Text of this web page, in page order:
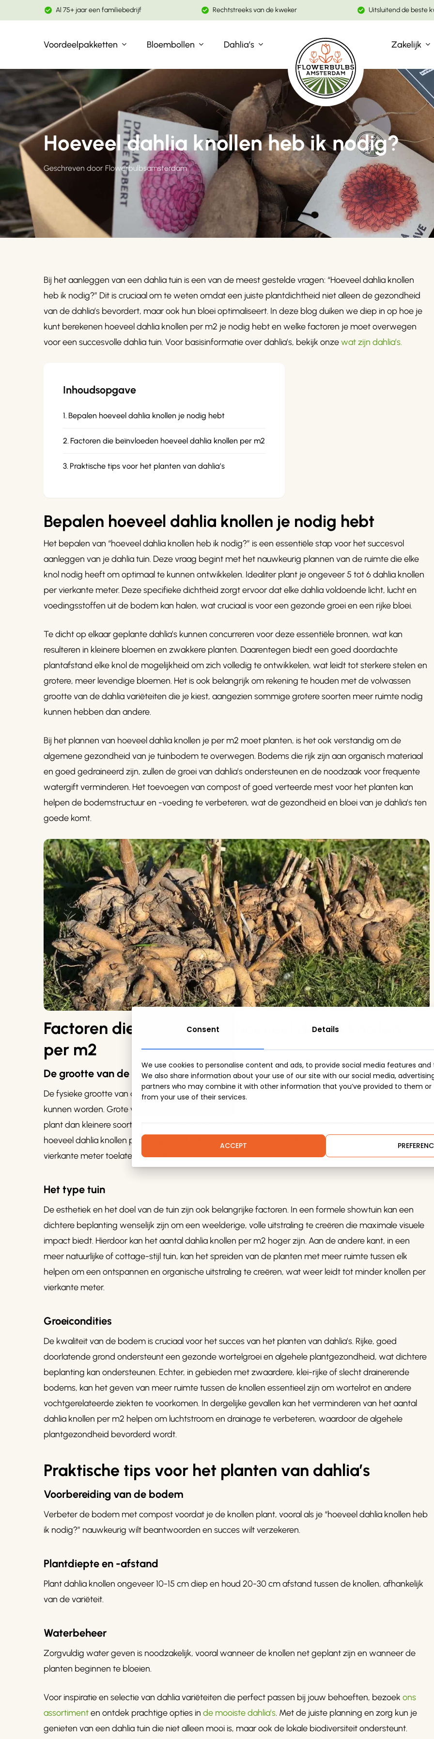
Consent Details
We use cookies to personalise content and ads, to provide social media features
We also share information about your use of our site with our social media,
partners who may combine it with other information that you’ve provided to them
from your use of their services.
ACCEPT
to
Al 75+ jaar een familiebedrijf Rechtstreeks van de kweker Uitsluitend de beste
Gebruik enter om te zoeken
Voordeelpakketten Bloembollen Dahlia’s Zakelijk
Winkelwagen
Hoeveel dahlia knollen heb ik nodig?
Geschreven door Flowerbulbsamsterdam
Bij het aanleggen van een dahlia tuin is een van de meest gestelde vragen: “Hoeveel dahlia knollen
heb ik nodig?” Dit is cruciaal om te weten omdat een juiste plantdichtheid niet alleen de gezondheid
van de dahlia’s bevordert, maar ook hun bloei optimaliseert. In deze blog duiken we diep in op hoe je
kunt berekenen hoeveel dahlia knollen per m2 je nodig hebt en welke factoren je moet overwegen
voor een succesvolle dahlia tuin. Voor basisinformatie over dahlia’s, bekijk onzewat zijn dahlia’s.
Inhoudsopgave
Bepalen hoeveel dahlia knollen je nodig hebt
Factoren die beïnvloeden hoeveel dahlia knollen per m2
Praktische tips voor het planten van dahlia’s
Bepalen hoeveel dahlia knollen je nodig hebt
Het bepalen van “hoeveel dahlia knollen heb ik nodig?” is een essentiële stap voor het succesvol
aanleggen van je dahlia tuin. Deze vraag begint met het nauwkeurig plannen van de ruimte die elke
knol nodig heeft om optimaal te kunnen ontwikkelen. Idealiter plant je ongeveer 5 tot 6 dahlia knollen
per vierkante meter. Deze specifieke dichtheid zorgt ervoor dat elke dahlia voldoende licht, lucht en
voedingsstoffen uit de bodem kan halen, wat cruciaal is voor een gezonde groei en een rijke bloei.
Te dicht op elkaar geplante dahlia’s kunnen concurreren voor deze essentiële bronnen, wat kan
resulteren in kleinere bloemen en zwakkere planten. Daarentegen biedt een goed doordachte
plantafstand elke knol de mogelijkheid om zich volledig te ontwikkelen, wat leidt tot sterkere stelen en
grotere, meer levendige bloemen. Het is ook belangrijk om rekening te houden met de volwassen
grootte van de dahlia variëteiten die je kiest, aangezien sommige grotere soorten meer ruimte nodig
kunnen hebben dan andere.
Bij het plannen van hoeveel dahlia knollen je per m2 moet planten, is het ook verstandig om de
algemene gezondheid van je tuinbodem te overwegen. Bodems die rijk zijn aan organisch materiaal
en goed gedraineerd zijn, zullen de groei van dahlia’s ondersteunen en de noodzaak voor frequente
watergift verminderen. Het toevoegen van compost of goed verteerde mest voor het planten kan
helpen de bodemstructuur en -voeding te verbeteren, wat de gezondheid en bloei van je dahlia’s ten
goede komt.
Factoren die beïnvloeden hoeveel dahlia knollen
per m2
De grootte van de dahlia soort
De fysieke grootte van dahlia variëteiten speelt een belangrijke rol in hoe dicht ze bij elkaar geplant
kunnen worden. Grote variëteiten zoals de ‘Dinnerplate’ dahlia’s vereisen aanzienlijk meer ruimte per
plant dan kleinere soorten, zoals de ‘Pompon’ of ‘Ball’ dahlia’s. Dit verschil in grootte beïnvloedt direct
hoeveel dahlia knollen per m2 geplant kunnen worden, waarbij grotere soorten minder knollen per
vierkante meter toelaten om optimale groei en bloei te verzekeren.
Het type tuin
De esthetiek en het doel van de tuin zijn ook belangrijke factoren. In een formele showtuin kan een
dichtere beplanting wenselijk zijn om een weelderige, volle uitstraling te creëren die maximale visuele
impact biedt. Hierdoor kan het aantal dahlia knollen per m2 hoger zijn. Aan de andere kant, in een
meer natuurlijke of cottage-stijl tuin, kan het spreiden van de planten met meer ruimte tussen elk
helpen om een ontspannen en organische uitstraling te creëren, wat weer leidt tot minder knollen per
vierkante meter.
Groeicondities
De kwaliteit van de bodem is cruciaal voor het succes van het planten van dahlia’s. Rijke, goed
doorlatende grond ondersteunt een gezonde wortelgroei en algehele plantgezondheid, wat dichtere
beplanting kan ondersteunen. Echter, in gebieden met zwaardere, klei-rijke of slecht drainerende
bodems, kan het geven van meer ruimte tussen de knollen essentieel zijn om wortelrot en andere
vochtgerelateerde ziekten te voorkomen. In dergelijke gevallen kan het verminderen van het aantal
dahlia knollen per m2 helpen om luchtstroom en drainage te verbeteren, waardoor de algehele
plantgezondheid bevorderd wordt.
Praktische tips voor het planten van dahlia’s
Voorbereiding van de bodem
Verbeter de bodem met compost voordat je de knollen plant, vooral als je “hoeveel dahlia knollen heb
ik nodig?” nauwkeurig wilt beantwoorden en succes wilt verzekeren.
Plantdiepte en -afstand
Plant dahlia knollen ongeveer 10-15 cm diep en houd 20-30 cm afstand tussen de knollen, afhankelijk
van de variëteit.
Waterbeheer
Zorgvuldig water geven is noodzakelijk, vooral wanneer de knollen net geplant zijn en wanneer de
planten beginnen te bloeien.
Voor inspiratie en selectie van dahlia variëteiten die perfect passen bij jouw behoeften, bezoekons
assortimenten ontdek prachtige opties in de mooiste dahlia’s. Met de juiste planning en zorg kun je
genieten van een dahlia tuin die niet alleen mooi is, maar ook de lokale biodiversiteit ondersteunt.